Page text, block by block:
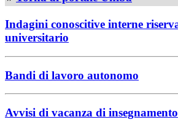
Indagini conoscitive interne
universitario
Bandi di lavoro autonomo
Avvisi di vacanza di insegnamento